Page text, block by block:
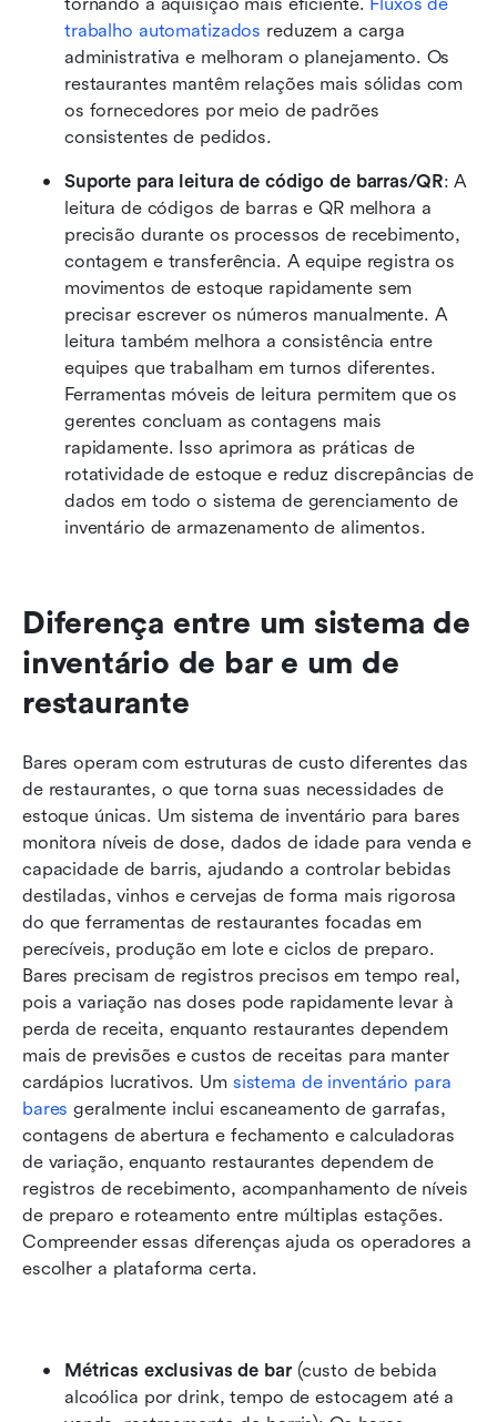
trabalho automatizados reduzem a carga
administrativa e melhoram o planejamento. Os
restaurantes mantêm relações mais sólidas com
os fornecedores por meio de padrões
consistentes de pedidos.
Suporte para leitura de código de barras/QR: A
leitura de códigos de barras e QR melhora a
precisão durante os processos de recebimento,
contagem e transferência. A equipe registra os
movimentos de estoque rapidamente sem
precisar escrever os números manualmente. A
leitura também melhora a consistência entre
equipes que trabalham em turnos diferentes.
Ferramentas móveis de leitura permitem que os
gerentes concluam as contagens mais
rapidamente. Isso aprimora as práticas de
rotatividade de estoque e reduz discrepâncias de
dados em todo o sistema de gerenciamento de
inventário de armazenamento de alimentos.
Diferença entre um sistema de
inventário de bar e um de
restaurante
Bares operam com estruturas de custo diferentes das
de restaurantes, o que torna suas necessidades de
estoque únicas. Um sistema de inventário para bares
monitora níveis de dose, dados de idade para venda e
capacidade de barris, ajudando a controlar bebidas
destiladas, vinhos e cervejas de forma mais rigorosa
do que ferramentas de restaurantes focadas em
perecíveis, produção em lote e ciclos de preparo.
Bares precisam de registros precisos em tempo real,
pois a variação nas doses pode rapidamente levar à
perda de receita, enquanto restaurantes dependem
mais de previsões e custos de receitas para manter
cardápios lucrativos. Um sistema de inventário para
bares geralmente inclui escaneamento de garrafas,
contagens de abertura e fechamento e calculadoras
de variação, enquanto restaurantes dependem de
registros de recebimento, acompanhamento de níveis
de preparo e roteamento entre múltiplas estações.
Compreender essas diferenças ajuda os operadores a
escolher a plataforma certa.
Métricas exclusivas de bar (custo de bebida
alcoólica por drink, tempo de estocagem até a